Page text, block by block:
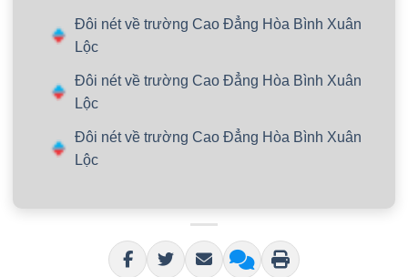
Đôi nét về trường Cao Đẳng Hòa Bình Xuân
Lộc
Đôi nét về trường Cao Đẳng Hòa Bình Xuân
Lộc
Đôi nét về trường Cao Đẳng Hòa Bình Xuân
Lộc